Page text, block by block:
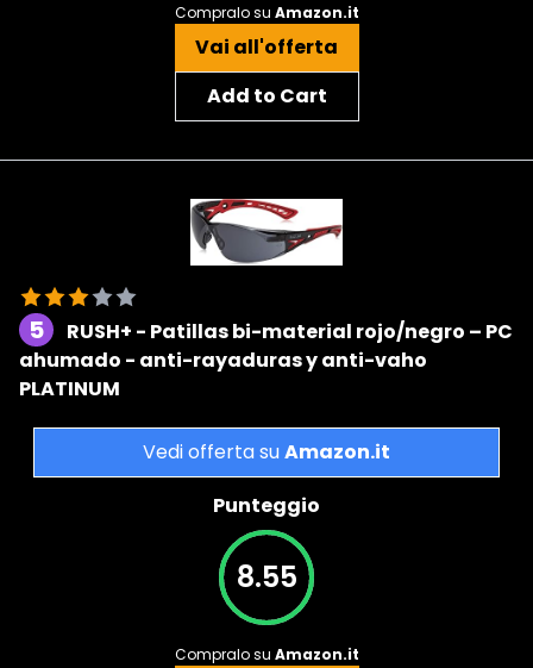
Compralo su Amazon.it
Vai all'offerta
Add to Cart
5
RUSH+ - Patillas bi-material rojo/negro – PC
ahumado - anti-rayaduras y anti-vaho
PLATINUM
Vedi offerta suAmazon.it
Punteggio
8.55
Compralo su Amazon.it